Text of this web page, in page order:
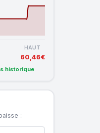
HAUT
60,46€
historique
: